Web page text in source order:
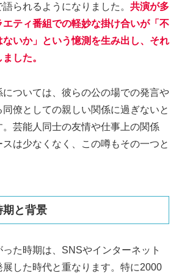
られるようになりました。 共演が多
ティ番組での軽妙な掛け合いが「不
いか」という憶測を生み出し、それ
した。
については、彼らの公の場での発言や
僚としての親しい関係に過ぎないと
。芸能人同士の友情や仕事上の関係
は少なくなく、この噂もその一つと
期と背景
た時期は、SNSやインターネット
展した時代と重なります。特に2000